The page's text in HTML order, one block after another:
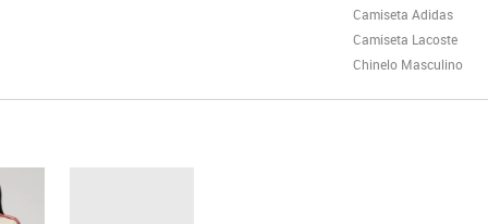
Camiseta Adidas
Camiseta Lacoste
Chinelo Masculino